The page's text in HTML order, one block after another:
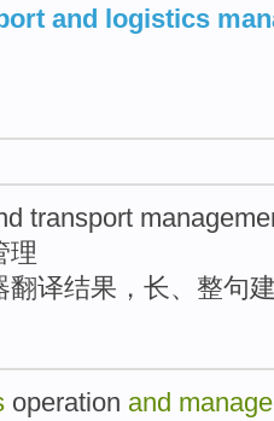
and logistics
transport
理
翻译结果，长、整句
operation and